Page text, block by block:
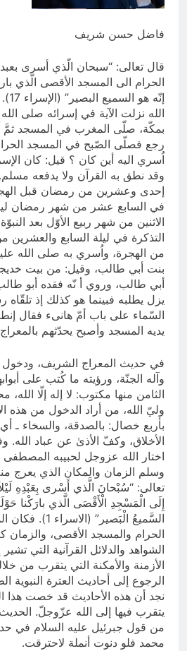
انتهت الحرب…
فاضل حسن شريف
قال تعالى: “سبحان الّذي أسرى
الحرام الى المسجد الأقصى الّذي
الله نزلت الآية في إسرائه صلى
بمكّة، صلّى المغرب في المسجد ثمَّ
رجع فصلّى الصّبح في المسجد
اُسري اليه أين كان ؟ قيل: كان
وقد نطق به القرآن ولا يدفعه
إحدى وعشرين من رمضان قبل
في السابع عشر من شهر رمضان
الاثنين من شهر ربيع الأوّل بعد
التذكرة في ليلة السابع والعشرين
من الهجرة، واُسري به صلى الله
بنت أبي طالب، وقيل: من بيت
أبي طالب، وروي أ نّه فقده أبو
يزل يطلبه فبينما هو كذلك إذ
السّماء على باب أمّ هانىء فقال
يديه المسجد وأصبح يحدّثهم
في حديث المعراج الشريف، ودخول
وآله الجنّة، ورؤيته ما كُتب على
الثامن منها مكتوب: لا إله إلّا
وليّ الله، من أراد الدخول من هذه
بأربع خصال: بالصدقة، والسخاء ـ
الأخلاق، وكفّ الأذىٰ عن عباد الله.
اختار الله عزوجل لحبيبه المصطفى
وسلم الزمان والمكان الذي يعرج
تعالى: “سُبْحانَ الَّذي أَسْرى‌ بِعَبْدِهِ
إِلَى الْمَسْجِدِ الْأَقْصَى الَّذي بارَكْنا
السَّميعُ الْبَصير”
الحرام والمسجد الأقصى، والزمان
الشواهد والدلائل القرآنية التي
الأزمنة والأمكنة التي يتقرب من
الرجوع إلى أحاديث العترة النبوية
نجد أن هذه الأحاديث قد خصت هذا
يتقرب فيها إلى الله عزّوجلّ.
من قول جبرئيل عليه السلام في
محمد فلو دنوت أنملة لاحترقت.